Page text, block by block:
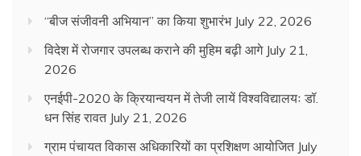
“बीज संजीवनी अभियान” का किया शुभारंभ July 22, 2026
विदेश में रोजगार उपलब्ध कराने की मुहिम बढ़ी आगे July 21,
2026
एनईपी-2020 के क्रियान्वयन में तेजी लायें विश्वविद्यालयः डॉ.
धन सिंह रावत July 21, 2026
ग्राम पंचायत विकास अधिकारियों का प्रशिक्षण आयोजित July